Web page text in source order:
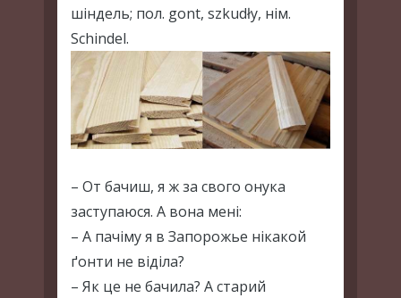
шіндель; пол. gont, szkudły, нім.
Schindel.
– От бачиш, я ж за свого онука
заступаюся. А вона мені:
– А пачіму я в Запорожье нікакой
ґонти не віділа?
– Як це не бачила? А старий